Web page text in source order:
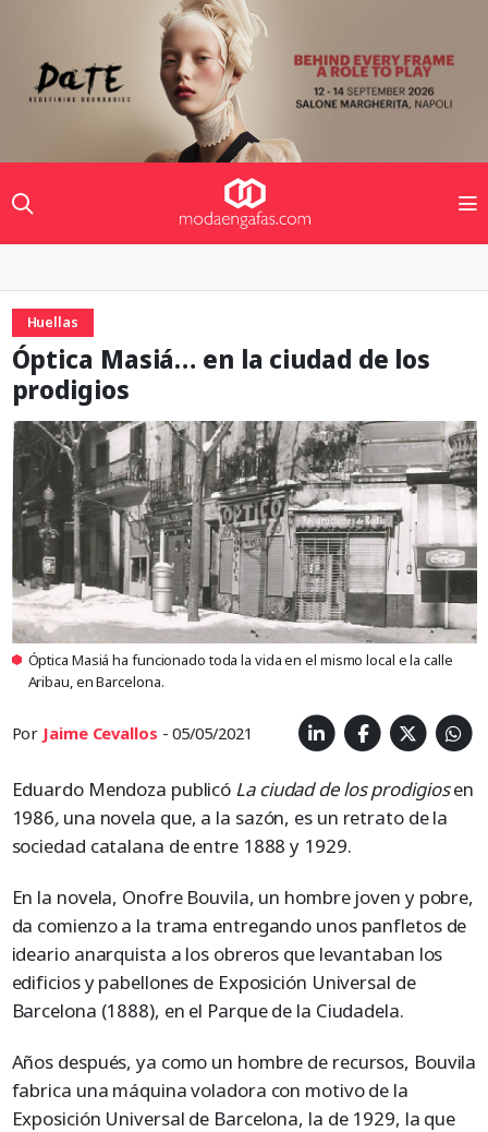
Huellas
Óptica Masiá… en la ciudad de los
prodigios
Óptica Masiá ha funcionado toda la vida en el mismo local e la calle
Aribau, en Barcelona.
Por Jaime Cevallos - 05/05/2021
Eduardo Mendoza publicó La ciudad de los prodigiosen
1986, una novela que, a la sazón, es un retrato de la
sociedad catalana de entre 1888 y 1929.
En la novela, Onofre Bouvila, un hombre joven y pobre,
da comienzo a la trama entregando unos panfletos de
ideario anarquista a los obreros que levantaban los
edificios y pabellones de Exposición Universal de
Barcelona (1888), en el Parque de la Ciudadela.
Años después, ya como un hombre de recursos, Bouvila
fabrica una máquina voladora con motivo de la
Exposición Universal de Barcelona, la de 1929, la que